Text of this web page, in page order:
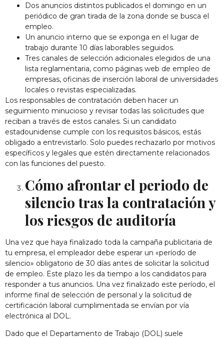
Dos anuncios distintos publicados el domingo en un
periódico de gran tirada de la zona donde se busca el
empleo.
Un anuncio interno que se exponga en el lugar de
trabajo durante 10 días laborables seguidos.
Tres canales de selección adicionales elegidos de una
lista reglamentaria, como páginas web de empleo de
empresas, oficinas de inserción laboral de universidades
locales o revistas especializadas.
Los responsables de contratación deben hacer un
seguimiento minucioso y revisar todas las solicitudes que
reciban a través de estos canales. Si un candidato
estadounidense cumple con los requisitos básicos, estás
obligado a entrevistarlo. Solo puedes rechazarlo por motivos
específicos y legales que estén directamente relacionados
con las funciones del puesto.
Cómo afrontar el periodo de
silencio tras la contratación y
los riesgos de auditoría
Una vez que haya finalizado toda la campaña publicitaria de
tu empresa, el empleador debe esperar un «período de
silencio» obligatorio de 30 días antes de solicitar la solicitud
de empleo. Este plazo les da tiempo a los candidatos para
responder a tus anuncios. Una vez finalizado este período, el
informe final de selección de personal y la solicitud de
certificación laboral cumplimentada se envían por vía
electrónica al DOL.
Dado que el Departamento de Trabajo (DOL) suele